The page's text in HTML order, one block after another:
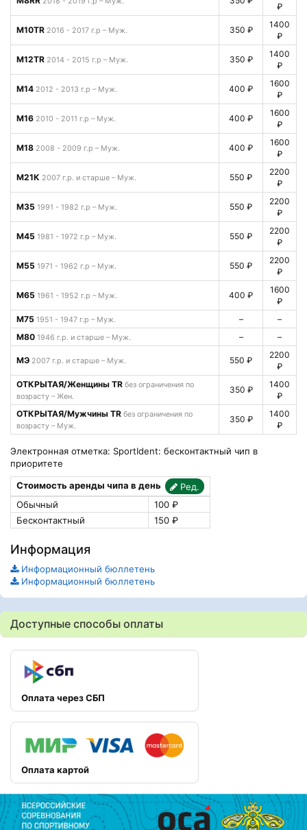
₽
М10TR 2016 - 2017 г.р – Муж. 350 ₽
1400
₽
М12TR 2014 - 2015 г.р – Муж. 350 ₽
1400
₽
М14 2012 - 2013 г.р – Муж. 400 ₽
1600
₽
М16 2010 - 2011 г.р – Муж. 400 ₽
1600
₽
М18 2008 - 2009 г.р – Муж. 400 ₽
1600
₽
М21К 2007 г.р. и старше – Муж. 550 ₽
2200
₽
М35 1991 - 1982 г.р – Муж. 550 ₽
2200
₽
М45 1981 - 1972 г.р – Муж. 550 ₽
2200
₽
М55 1971 - 1962 г.р – Муж. 550 ₽
2200
₽
М65 1961 - 1952 г.р – Муж. 400 ₽
1600
₽
М75 1951 - 1947 г.р – Муж. –
–
М80 1946 г.р. и старше – Муж. – –
МЭ 2007 г.р. и старше – Муж. 550 ₽
2200
₽
ОТКРЫТАЯ/Женщины TR без ограничения по
возрасту – Жен.
350 ₽
1400
₽
ОТКРЫТАЯ/Мужчины TR без ограничения по
возрасту – Муж.
350 ₽
1400
₽
Электронная отметка: SportIdent: бесконтактный чип в
приоритете
Стоимость аренды чипа в день
Ред.
Обычный
100 ₽
Бесконтактный
150 ₽
Информация
Информационный бюллетень
Информационный бюллетень
Доступные способы оплаты
Оплата через СБП
Оплата картой